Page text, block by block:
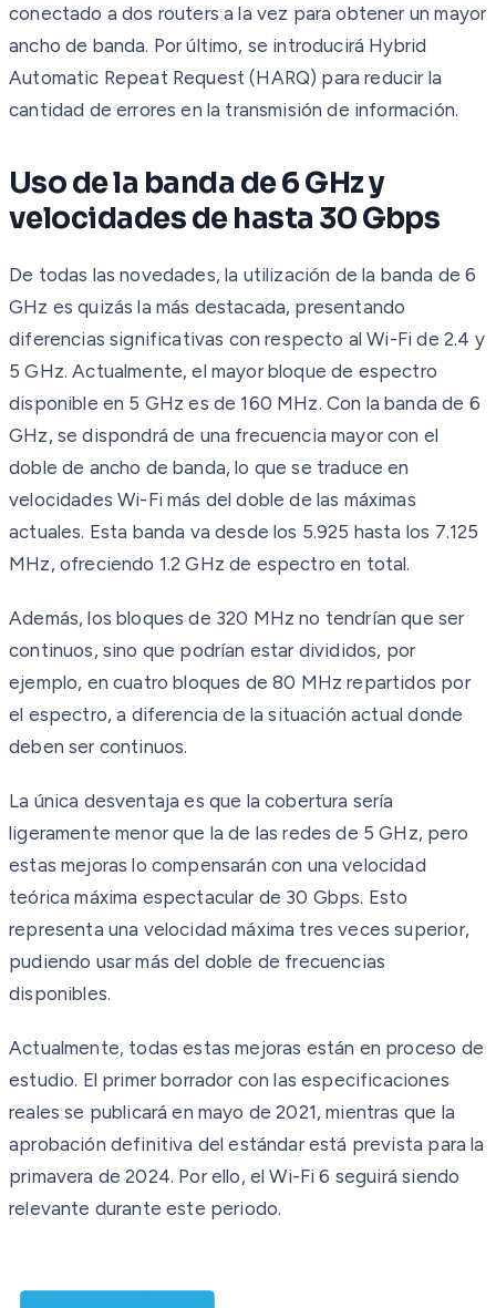
conectado a dos routers a la vez para obtener un mayor
ancho de banda. Por último, se introducirá Hybrid
Automatic Repeat Request (HARQ) para reducir la
cantidad de errores en la transmisión de información.
Uso de la banda de 6 GHz y
velocidades de hasta 30 Gbps
De todas las novedades, la utilización de la banda de 6
GHz es quizás la más destacada, presentando
diferencias significativas con respecto al Wi-Fi de 2.4 y
5 GHz. Actualmente, el mayor bloque de espectro
disponible en 5 GHz es de 160 MHz. Con la banda de 6
GHz, se dispondrá de una frecuencia mayor con el
doble de ancho de banda, lo que se traduce en
velocidades Wi-Fi más del doble de las máximas
actuales. Esta banda va desde los 5.925 hasta los 7.125
MHz, ofreciendo 1.2 GHz de espectro en total.
Además, los bloques de 320 MHz no tendrían que ser
continuos, sino que podrían estar divididos, por
ejemplo, en cuatro bloques de 80 MHz repartidos por
el espectro, a diferencia de la situación actual donde
deben ser continuos.
La única desventaja es que la cobertura sería
ligeramente menor que la de las redes de 5 GHz, pero
estas mejoras lo compensarán con una velocidad
teórica máxima espectacular de 30 Gbps. Esto
representa una velocidad máxima tres veces superior,
pudiendo usar más del doble de frecuencias
disponibles.
Actualmente, todas estas mejoras están en proceso de
estudio. El primer borrador con las especificaciones
reales se publicará en mayo de 2021, mientras que la
aprobación definitiva del estándar está prevista para la
primavera de 2024. Por ello, el Wi-Fi 6 seguirá siendo
relevante durante este periodo.